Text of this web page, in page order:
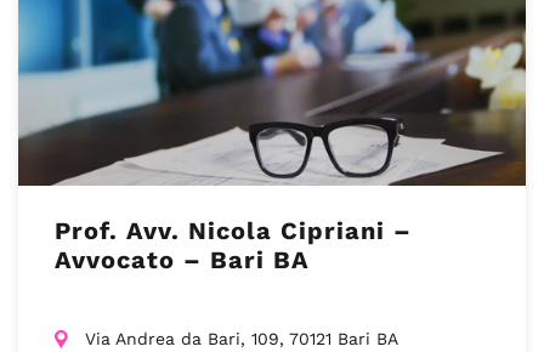
Prof. Avv. Nicola Cipriani –
Avvocato – Bari BA
Via Andrea da Bari, 109, 70121 Bari BA